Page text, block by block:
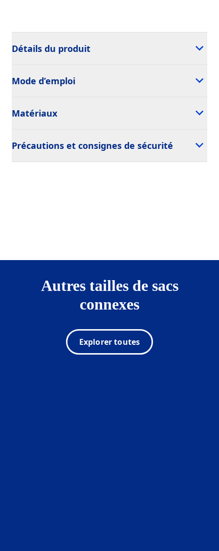
Détails du produit
Mode d’emploi
Matériaux
Précautions et consignes de sécurité
Autres tailles de sacs
connexes
Explorer toutes